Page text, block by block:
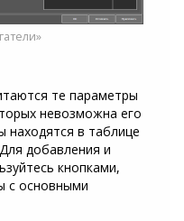
те параметры
невозможна его
в таблице
добавления и
кнопками,
с основными